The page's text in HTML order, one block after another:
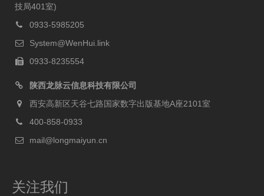
技局401室)
0933-5985205
System@WenHui.link
0933-8235554
陕西龙脉云信息科技有限公司
西安高新区天谷七路国家数字出版基地A座2101室
400-858-0933
mail@longmaiyun.cn
关注我们